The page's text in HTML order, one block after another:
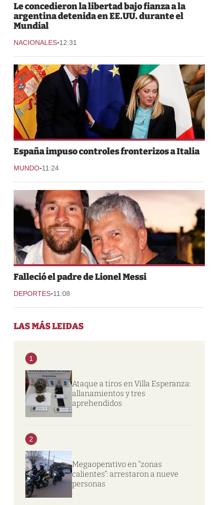
Le concedieron la libertad bajo fianza a la
argentina detenida en EE.UU. durante el
Mundial
NACIONALES-12:31
España impuso controles fronterizos a Italia
MUNDO-11:24
Falleció el padre de Lionel Messi
DEPORTES-11:08
LAS MÁS LEIDAS
1
Ataque a tiros en Villa Esperanza:
allanamientos y tres
aprehendidos
2
Megaoperativo en “zonas
calientes”: arrestaron a nueve
personas